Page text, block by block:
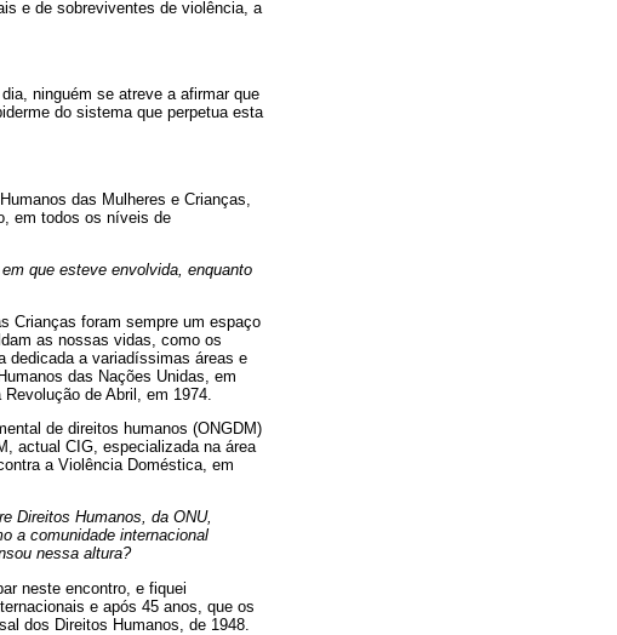
e de sobreviventes de violência, a
ninguém se atreve a afirmar que
do sistema que perpetua esta
das Mulheres e Crianças,
em todos os níveis de
que esteve envolvida, enquanto
Crianças foram sempre um espaço
as nossas vidas, como os
dedicada a variadíssimas áreas e
das Nações Unidas, em
de Abril, em 1974.
de direitos humanos (ONGDM)
actual CIG, especializada na área
a Violência Doméstica, em
Direitos Humanos, da ONU,
a comunidade internacional
nessa altura?
neste encontro, e fiquei
e após 45 anos, que os
dos Direitos Humanos, de 1948.